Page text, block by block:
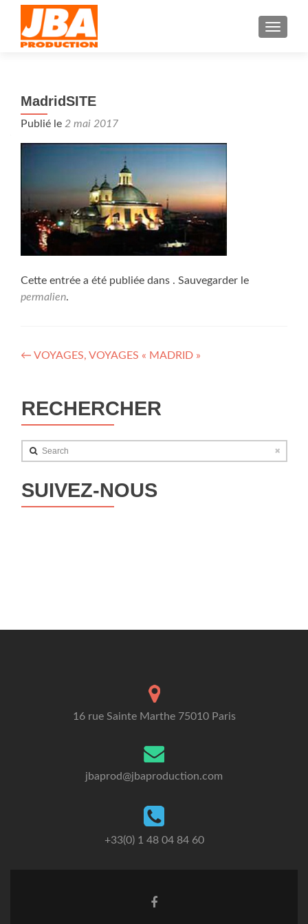
MadridSITE
Publié le 2 mai 2017
Cette entrée a été publiée dans . Sauvegarder le
permalien.
Navigation
articles
← VOYAGES, VOYAGES « MADRID »
RECHERCHER
Search
SUIVEZ-NOUS
16 rue Sainte Marthe 75010 Paris
jbaprod@jbaproduction.com
+33(0) 1 48 04 84 60